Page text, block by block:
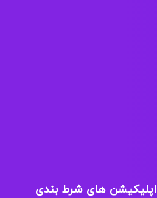
اپلیکیشن های شرط بندی